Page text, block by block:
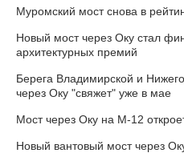
Муромский мост снова в
Новый мост через Оку стал
архитектурных премий
Берега Владимирской и
через Оку "свяжет" уже в мае
Мост через Оку на М-12
Новый вантовый мост через